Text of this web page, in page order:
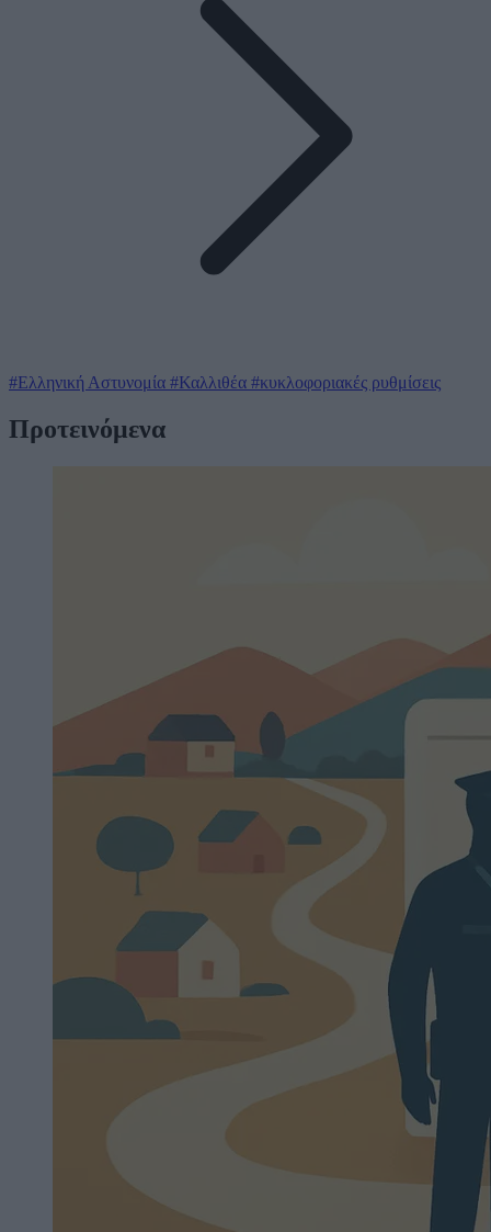
#Ελληνική Αστυνομία #Καλλιθέα #κυκλοφοριακές ρυθμίσεις
Προτεινόμενα